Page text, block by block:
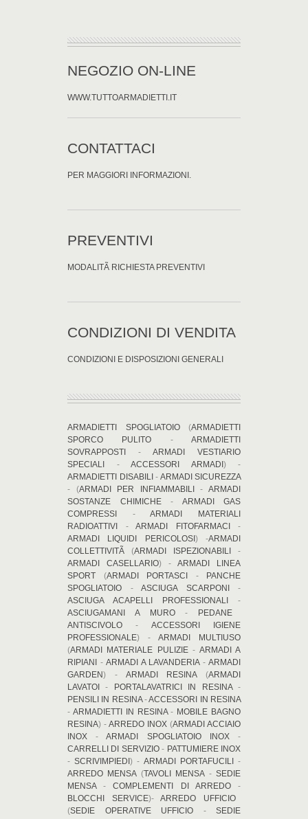
NEGOZIO ON-LINE
WWW.TUTTOARMADIETTI.IT
CONTATTACI
PER MAGGIORI INFORMAZIONI.
PREVENTIVI
MODALITÃ RICHIESTA PREVENTIVI
CONDIZIONI DI VENDITA
CONDIZIONI E DISPOSIZIONI GENERALI
ARMADIETTI SPOGLIATOIO(ARMADIETTI
SPORCO PULITO -ARMADIETTI
SOVRAPPOSTI - ARMADI VESTIARIO
SPECIALI - ACCESSORI ARMADI) -
ARMADIETTI DISABILI- ARMADI SICUREZZA
- (ARMADI PER INFIAMMABILI-ARMADI
SOSTANZE CHIMICHE- ARMADI GAS
COMPRESSI -ARMADI MATERIALI
RADIOATTIVI - ARMADI FITOFARMACI-
ARMADI LIQUIDI PERICOLOSI) -ARMADI
COLLETTIVITÃ (ARMADI ISPEZIONABILI -
ARMADI CASELLARIO) - ARMADI LINEA
SPORT (ARMADI PORTASCI - PANCHE
SPOGLIATOIO - ASCIUGA SCARPONI-
ASCIUGA ACAPELLI PROFESSIONALI -
ASCIUGAMANI A MURO- PEDANE
ANTISCIVOLO - ACCESSORI IGIENE
PROFESSIONALE) - ARMADI MULTIUSO
(ARMADI MATERIALE PULIZIE- ARMADI A
RIPIANI - ARMADI A LAVANDERIA-ARMADI
GARDEN) - ARMADI RESINA(ARMADI
LAVATOI - PORTALAVATRICI IN RESINA-
PENSILI IN RESINA-ACCESSORI IN RESINA
- ARMADIETTI IN RESINA- MOBILE BAGNO
RESINA) - ARREDO INOX (ARMADI ACCIAIO
INOX-ARMADI SPOGLIATOIO INOX-
CARRELLI DI SERVIZIO- PATTUMIERE INOX
-SCRIVIMPIEDI) - ARMADI PORTAFUCILI-
ARREDO MENSA(TAVOLI MENSA -SEDIE
MENSA-COMPLEMENTI DI ARREDO-
BLOCCHI SERVICE)- ARREDO UFFICIO
(SEDIE OPERATIVE UFFICIO - SEDIE